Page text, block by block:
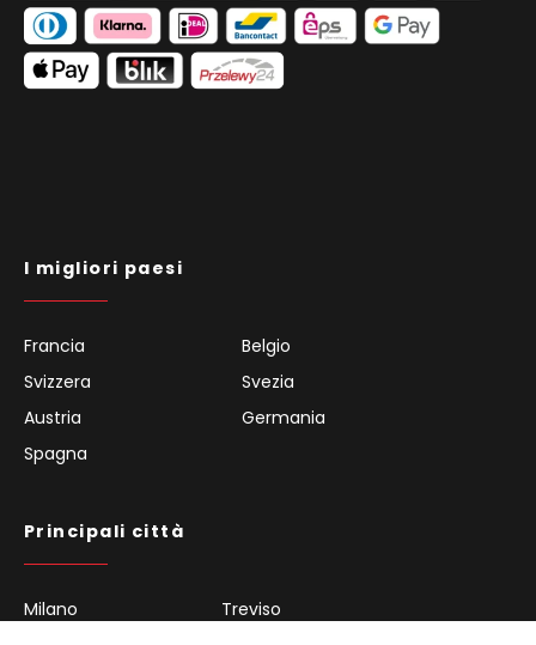
I migliori paesi
Francia
Belgio
Svizzera
Svezia
Austria
Germania
Spagna
Principali città
Milano
Treviso